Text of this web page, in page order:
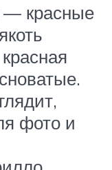
красные
фото и